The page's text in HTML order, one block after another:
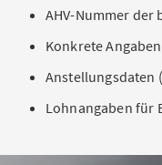
AHV-Nummer der
Konkrete
Anstellungsdaten
Lohnangaben für